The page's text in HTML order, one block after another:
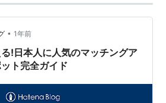
• 1年前
!日本人に人気のマッチングア
ト完全ガイド